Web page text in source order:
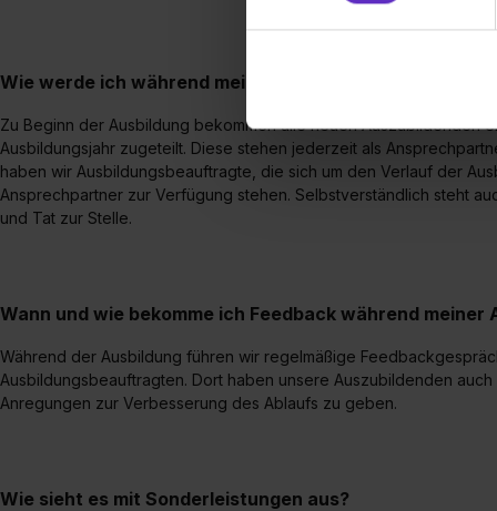
zu. . In diesem Fall sowie
einverstanden, dass dir
Erlaubnis hierfür kannst du
Verwendungszwecke
Einwilligung zur Platzierung
„Datenschutz-
Wie werde ich während meiner Ausbildung betreut?
Zu Beginn der Ausbildung bekommen alle neuen Auszubildenden
Ausbildungsjahr zugeteilt. Diese stehen jederzeit als
haben wir Ausbildungsbeauftragte, die sich um den Verlauf der
Ansprechpartner zur Verfügung stehen. Selbstverständlich steht
und Tat zur Stelle.
Wann und wie bekomme ich Feedback während meiner
Während der Ausbildung führen wir regelmäßige
Ausbildungsbeauftragten. Dort haben unsere Auszubildenden
Anregungen zur Verbesserung des Ablaufs zu geben.
Wie sieht es mit Sonderleistungen aus?